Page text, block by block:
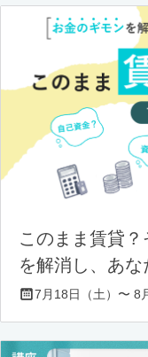
このまま賃貸
を解消し、あ
7月18日（土）〜 8